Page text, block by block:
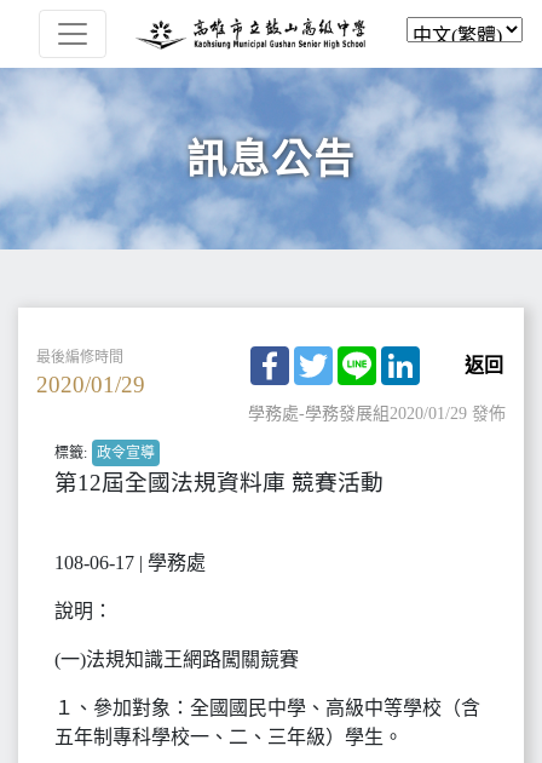
訊息公告
最後編修時間
2020/01/29
Facebook
TwitterLine LinkedIn
返回
學務處-學務發展組2020/01/29 發佈
標籤: 政令宣導
第12屆全國法規資料庫 競賽活動
108-06-17 | 學務處
說明：
(一)法規知識王網路闖關競賽
１、參加對象：全國國民中學、高級中等學校（含
五年制專科學校一、二、三年級）學生。